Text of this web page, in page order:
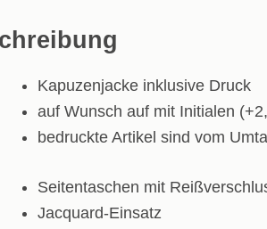
Kapuzenjacke inklusive Druck
auf Wunsch auf mit Initialen
bedruckte Artikel sind vom
Seitentaschen mit
Jacquard-Einsatz